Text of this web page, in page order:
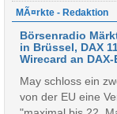
MÃ¤rkte - Redaktion
Börsenradio
in Brüssel, DAX
Wirecard an DAX-
May schloss ein
von der EU eine